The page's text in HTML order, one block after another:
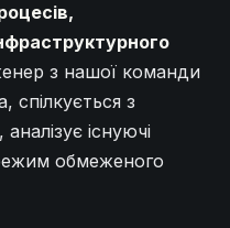
з нашої команди
спілкується з
існуючі
обмеженого